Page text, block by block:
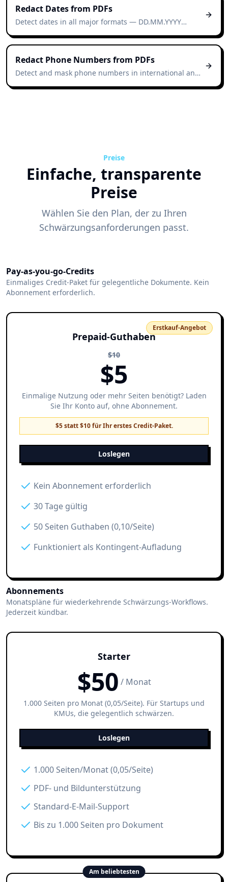
Redact Dates from PDFs
Detect dates in all major formats — DD.MM.YYYY
written-out ("12 March 2026") — and mask them
Redact Phone Numbers from PDFs
Detect and mask phone numbers in international and
Preise
Einfache, transparente
Preise
Wählen Sie den Plan, der zu Ihren
Schwärzungsanforderungen passt.
Pay-as-you-go-Credits
Einmaliges Credit-Paket für gelegentliche Dokumente. Kein
Abonnement erforderlich.
Erstkauf-Angebot
Prepaid-Guthaben
$10
$5
Einmalige Nutzung oder mehr Seiten benötigt? Laden
Sie Ihr Konto auf, ohne Abonnement.
$5 statt $10 für Ihr erstes Credit-Paket.
Loslegen
Kein Abonnement erforderlich
30 Tage gültig
50 Seiten Guthaben (0,10/Seite)
Funktioniert als Kontingent-Aufladung
Abonnements
Monatspläne für wiederkehrende Schwärzungs-Workflows.
Jederzeit kündbar.
Starter
$50 / Monat
1.000 Seiten pro Monat (0,05/Seite). Für Startups und
KMUs, die gelegentlich schwärzen.
Loslegen
1.000 Seiten/Monat (0,05/Seite)
PDF- und Bildunterstützung
Standard-E-Mail-Support
Bis zu 1.000 Seiten pro Dokument
Am beliebtesten